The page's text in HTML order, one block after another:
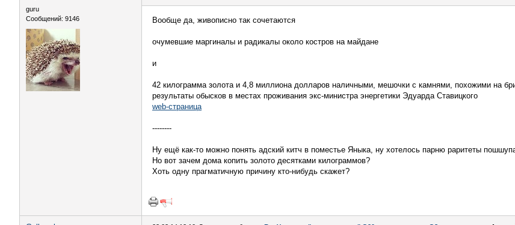
guru
Сообщений: 9146
Вообще да, живописно так сочетаются
очумевшие маргиналы и радикалы около костров на майдане
и
42 килограмма золота и 4,8 миллиона долларов наличными, мешочки с камнями, похожими на
результаты обысков в местах проживания экс-министра энергетики Эдуарда Ставицкого
web-страница
--------
Ну ещё как-то можно понять адский китч в поместье Яныка, ну хотелось парню раритеты
Но вот зачем дома копить золото десятками килограммов?
Хоть одну прагматичную причину кто-нибудь скажет?